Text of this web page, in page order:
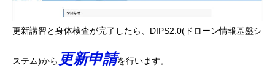
更新講習と身体検査が完了したら、DIPS2.0(ドローン情報基盤シ
ステム)から 更新申請を行います。